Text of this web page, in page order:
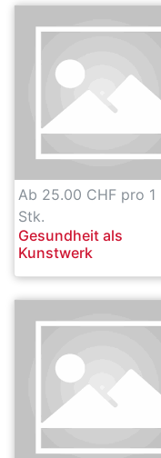
Ab 25.00 CHF pro 1
Stk.
Gesundheit als
Kunstwerk